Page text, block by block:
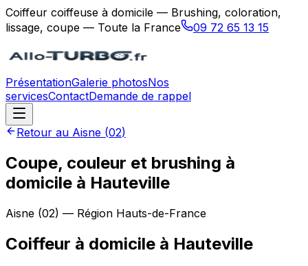
Coiffeur coiffeuse à domicile — Brushing, coloration,
lissage, coupe — Toute la France
09 72 65 13 15
PrésentationGalerie photosNos
servicesContactDemande de rappel
Retour au Aisne (02)
Coupe, couleur et brushing à
domicile à Hauteville
Aisne (02) — Région Hauts-de-France
Coiffeur à domicile à Hauteville